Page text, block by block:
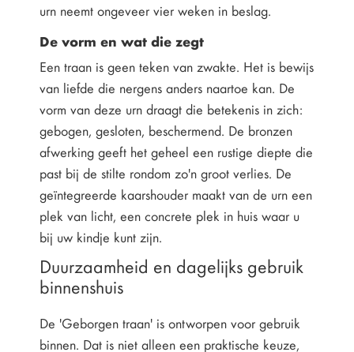
urn neemt ongeveer vier weken in beslag.
De vorm en wat die zegt
Een traan is geen teken van zwakte. Het is bewijs
van liefde die nergens anders naartoe kan. De
vorm van deze urn draagt die betekenis in zich:
gebogen, gesloten, beschermend. De bronzen
afwerking geeft het geheel een rustige diepte die
past bij de stilte rondom zo'n groot verlies. De
geïntegreerde kaarshouder maakt van de urn een
plek van licht, een concrete plek in huis waar u
bij uw kindje kunt zijn.
Duurzaamheid en dagelijks gebruik
binnenshuis
De 'Geborgen traan' is ontworpen voor gebruik
binnen. Dat is niet alleen een praktische keuze,